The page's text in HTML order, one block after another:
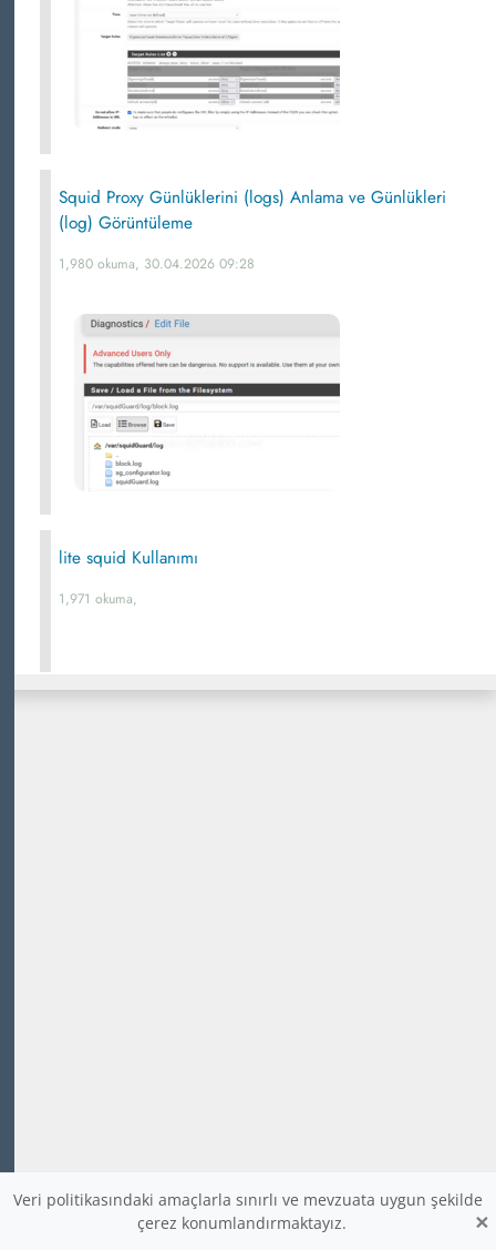
Squid Proxy Günlüklerini (logs) Anlama ve Günlükleri
(log) Görüntüleme
1,980 okuma, 30.04.2026 09:28
lite squid Kullanımı
1,971 okuma,
Veri politikasındaki amaçlarla sınırlı ve mevzuata uygun şekilde
çerez konumlandırmaktayız.
×